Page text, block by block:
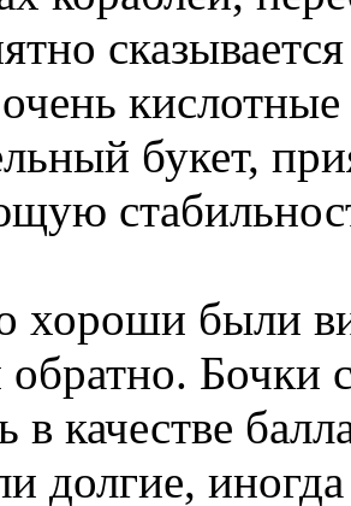
букет,
хороши были
Бочки
в качестве
долгие,